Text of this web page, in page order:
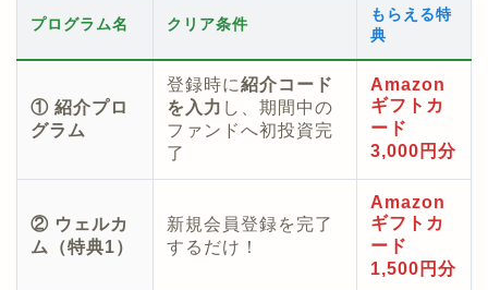
プログラム名 クリア条件
もらえる特
典
① 紹介プロ
グラム
登録時に紹介コード
を入力 し、期間中の
ファンドへ初投資完
了
Amazon
ギフトカ
ード
3,000円分
② ウェルカ
ム（特典1）
新規会員登録を完了
するだけ！
Amazon
ギフトカ
ード
1,500円分